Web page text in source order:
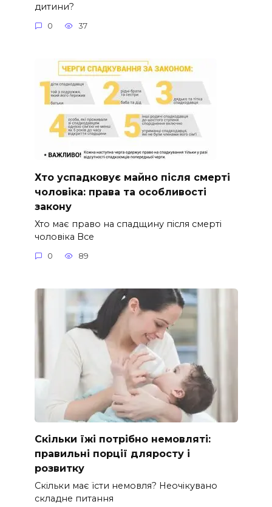
дитини?
0 37
Хто успадковує майно після смерті
чоловіка: права та особливості
закону
Хто має право на спадщину після смерті
чоловіка Все
0 89
Скільки їжі потрібно немовляті:
правильні порції дляросту і
розвитку
Скільки має їсти немовля? Неочікувано
складне питання